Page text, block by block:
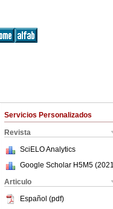
Servicios Personalizados
Revista
SciELO Analytics
Google Scholar H5M5 (2021
Articulo
Español (pdf)